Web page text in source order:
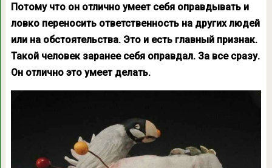
Потому что он отлично умеет себя оправдывать и
ловко переносить ответственность на других людей
или на обстоятельства. Это и есть главный признак.
Такой человек заранее себя оправдал. За все сразу.
Он отлично это умеет делать.